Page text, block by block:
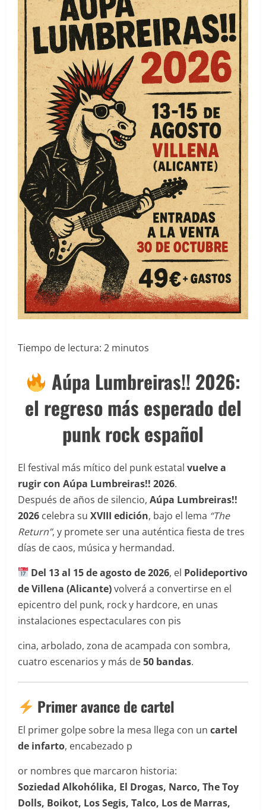
Tiempo de lectura: 2 minutos
Aúpa Lumbreiras!! 2026:
el regreso más esperado del
punk rock español
El festival más mítico del punk estatal vuelve a
rugir con Aúpa Lumbreiras!! 2026.
Después de años de silencio, Aúpa Lumbreiras!!
2026 celebra su XVIII edición, bajo el lema “The
Return”, y promete ser una auténtica fiesta de tres
días de caos, música y hermandad.
Del 13 al 15 de agosto de 2026, el Polideportivo
de Villena (Alicante)volverá a convertirse en el
epicentro del punk, rock y hardcore, en unas
instalaciones espectaculares con pis
cina, arbolado, zona de acampada con sombra,
cuatro escenarios y más de50 bandas.
Primer avance de cartel
El primer golpe sobre la mesa llega con un cartel
de infarto, encabezado p
or nombres que marcaron historia:
Soziedad Alkohólika, El Drogas, Narco, The Toy
Dolls, Boikot, Los Segis, Talco, Los de Marras,